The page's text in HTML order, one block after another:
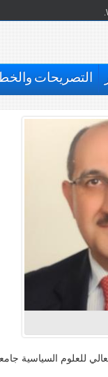
التصريحات
للعلوم السياسية جامعة